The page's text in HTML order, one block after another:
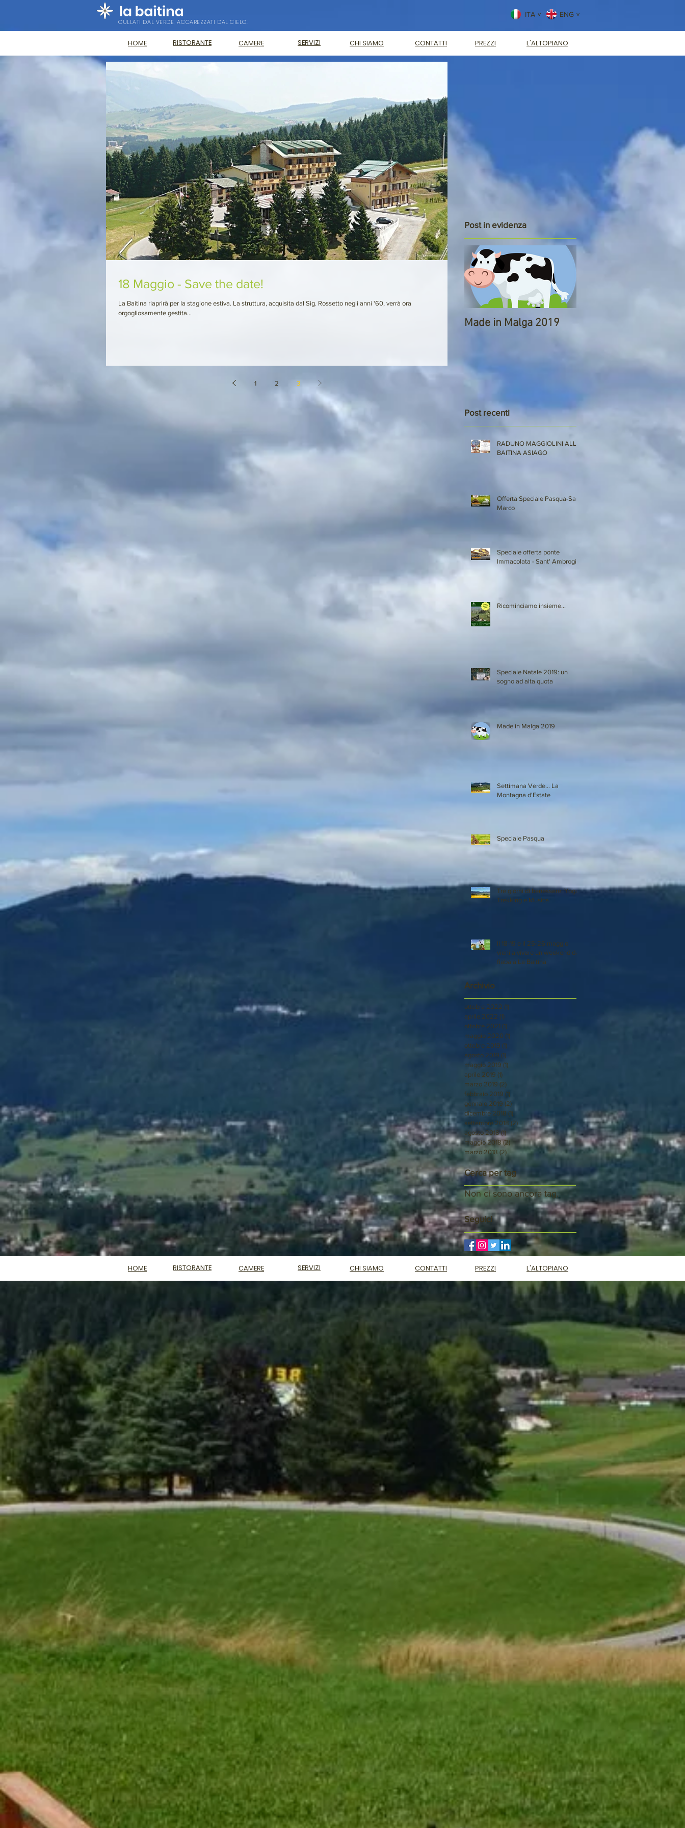
CULLATI DAL VERDE, ACCAREZZATI DAL CIELO.
ITA ˅ ENG ˅
RISTORANTE
HOME CAMERE SERVIZI CHI SIAMO CONTATTI L'ALTOPIANO
PREZZI
18 Maggio - Save the date!
La Baitina riaprirà per la stagione estiva. La struttura, acquisita dal Sig. Rossetto negli anni '60, verrà ora
orgogliosamente gestita...
1 2 3
Post in evidenza
Made in Malga 2019
Post recenti
RADUNO MAGGIOLINI ALLA
BAITINA ASIAGO
Offerta Speciale Pasqua-San
Marco
Speciale offerta ponte
Immacolata - Sant' Ambrogio
Ricominciamo insieme...
Speciale Natale 2019: un
sogno ad alta quota
Made in Malga 2019
Settimana Verde... La
Montagna d'Estate
Speciale Pasqua
Tre giorni di benessere: Yoga,
Trekking e Musica
Il 18-19 e il 25-26 maggio
vieni a vivere un weekend da
fiaba a La Baitina
Archivio
ottobre 2022 (1)
aprile 2022 (1)
ottobre 2021 (1)
maggio 2020 (1)
ottobre 2019 (1)
agosto 2019 (1)
maggio 2019 (1)
aprile 2019 (1)
marzo 2019 (2)
febbraio 2019 (1)
gennaio 2019 (2)
dicembre 2018 (1)
settembre 2018 (2) 2 post
agosto 2018 (1)1 post
maggio 2018 (2) 2 post
marzo 2018 (2) 2 post
Cerca per tag
Non ci sono ancora tag.
Seguici
RISTORANTE
HOME CAMERE SERVIZI CHI SIAMO CONTATTI L'ALTOPIANO
PREZZI